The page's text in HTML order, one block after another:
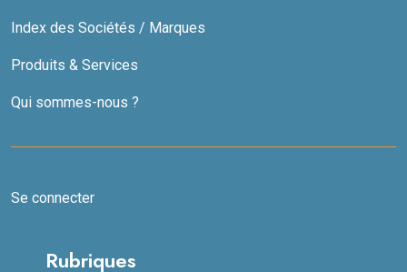
Index des Sociétés / Marques
Produits & Services
Qui sommes-nous ?
Se connecter
Rubriques